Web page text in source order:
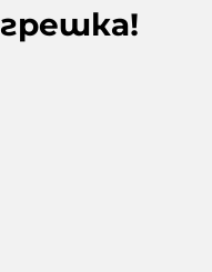
грешка!